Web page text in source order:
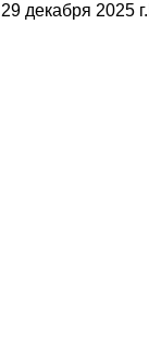
29 декабря 2025 г.